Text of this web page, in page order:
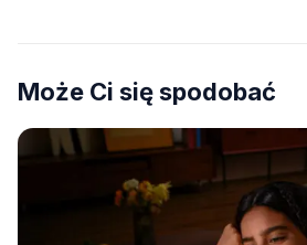
Może Ci się spodobać